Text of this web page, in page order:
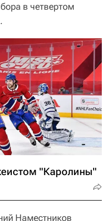
в четвертом
"Каролины"
Наместников